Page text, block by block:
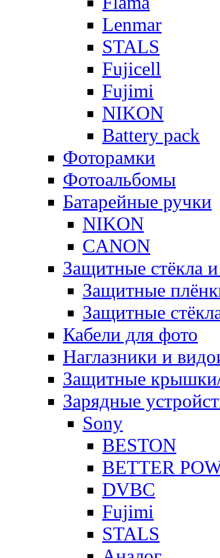
Lenmar
STALS
Fujicell
Fujimi
NIKON
Battery pack
Фоторамки
Фотоальбомы
Батарейные ручки
NIKON
CANON
Защитные стёкла
Защитные
Защитные
Кабели для фото
Наглазники и
Защитные
Зарядные
Sony
BESTON
BETTER
DVBC
Fujimi
STALS